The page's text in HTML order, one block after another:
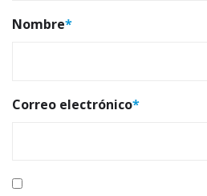
Nombre*
Correo electrónico*